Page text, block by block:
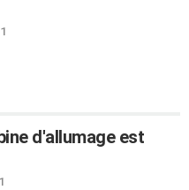
d'allumage est